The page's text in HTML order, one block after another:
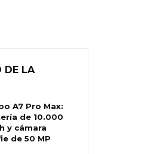
DE LA
A7 Pro Max:
de 10.000
y cámara
de 50 MP